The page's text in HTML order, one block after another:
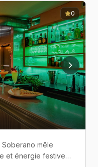
0
Soberano mêle
et énergie festive